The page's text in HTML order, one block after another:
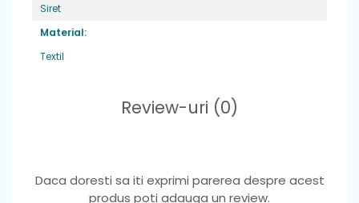
Siret
Material:
Textil
Review-uri (0)
Daca doresti sa iti exprimi parerea despre acest
produs poti adauga un review.